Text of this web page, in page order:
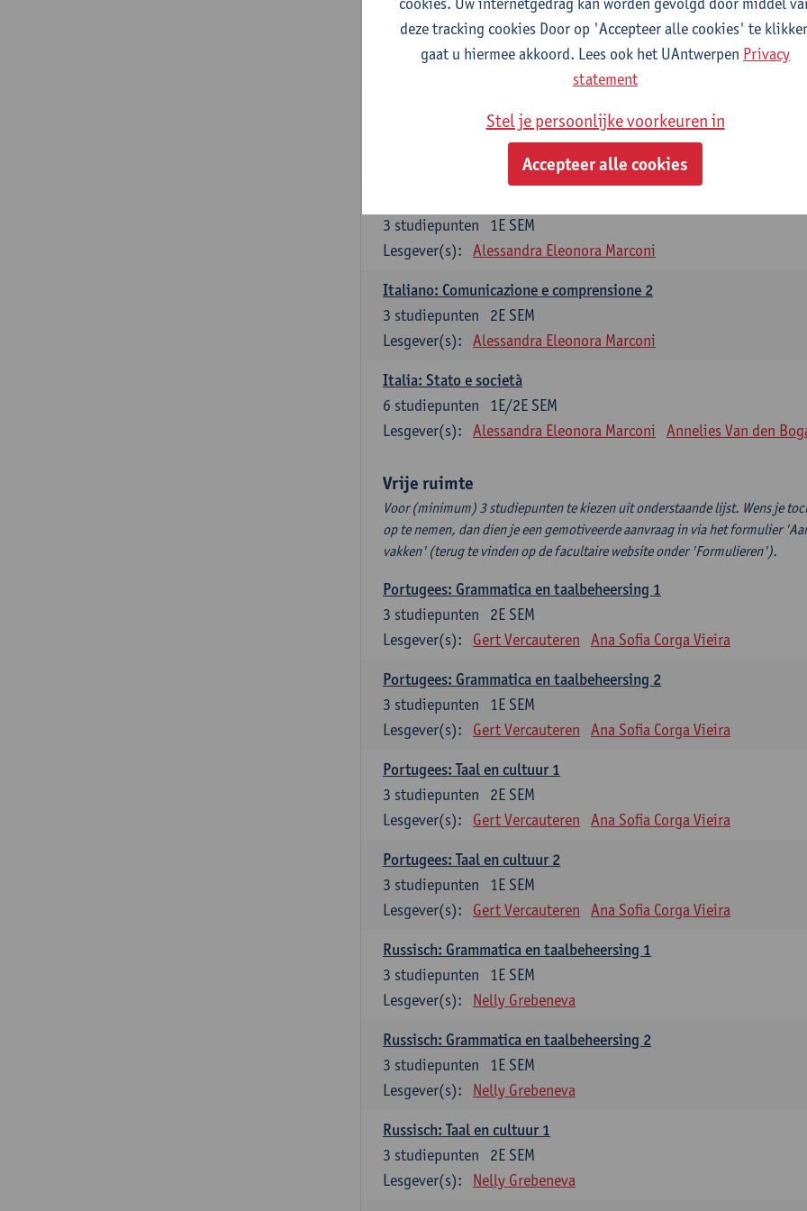
Italiano: Grammatica e pratica 1
1E SEM
studiepunten
Annelies Van den Bogaert
Italiano: Grammatica e pratica 2
2E SEM
Annelies Van den Bogaert
1E SEM
3 studiepunten
Lesgever(s):
Alessandra Eleonora Marconi
Italiano: Comunicazione e comprensione 2
2E SEM
3 studiepunten
Lesgever(s):
Alessandra Eleonora Marconi
Italia: Stato e società
1E/2E SEM
6 studiepunten
Lesgever(s):
Alessandra Eleonora Marconi Annelies Van den
Vrije ruimte
Voor (minimum) 3 studiepunten te kiezen uit onderstaande lijst. Wens je
op te nemen, dan dien je een gemotiveerde aanvraag in via het formulier
vakken' (terug te vinden op de facultaire website onder 'Formulieren').
Portugees: Grammatica en taalbeheersing 1
2E SEM
3 studiepunten
Lesgever(s):
Gert Vercauteren Ana Sofia Corga Vieira
Portugees: Grammatica en taalbeheersing 2
1E SEM
3 studiepunten
Lesgever(s):
Gert Vercauteren Ana Sofia Corga Vieira
Portugees: Taal en cultuur 1
2E SEM
3 studiepunten
Lesgever(s):
Gert Vercauteren Ana Sofia Corga Vieira
Portugees: Taal en cultuur 2
1E SEM
3 studiepunten
Lesgever(s):
Gert Vercauteren Ana Sofia Corga Vieira
Russisch: Grammatica en taalbeheersing 1
1E SEM
3 studiepunten
Lesgever(s):
Nelly Grebeneva
Russisch: Grammatica en taalbeheersing 2
1E SEM
3 studiepunten
Lesgever(s):
Nelly Grebeneva
Russisch: Taal en cultuur 1
2E SEM
3 studiepunten
Lesgever(s):
Nelly Grebeneva
deze tracking cookies Door op 'Accepteer alle cookies' te
gaat u hiermee akkoord. Lees ook het UAntwerpen Privacy
statement
Stel je persoonlijke voorkeuren in
Accepteer alle cookies